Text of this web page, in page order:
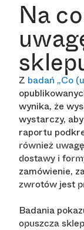
Na
Z badań „Co
wynika, że
wystarczy,
raportu
również
dostawy i
zamówienie,
zwrotów jest
Badania
opuszcza